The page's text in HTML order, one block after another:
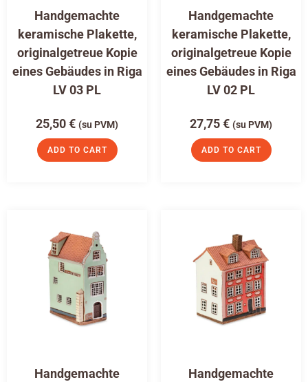
Handgemachte
keramische Plakette,
originalgetreue Kopie
eines Gebäudes in Riga
LV 03 PL
25,50€ (su PVM)
ADD TO CART
Handgemachte
keramische Plakette,
originalgetreue Kopie
eines Gebäudes in Riga
LV 02 PL
27,75€ (su PVM)
ADD TO CART
Handgemachte
Handgemachte